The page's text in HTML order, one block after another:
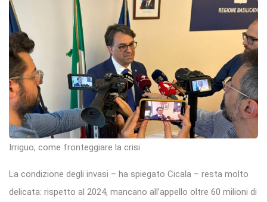
Irriguo, come fronteggiare la crisi
La condizione degli invasi – ha spiegato Cicala – resta molto
delicata: rispetto al 2024, mancano all’appello oltre 60 milioni di